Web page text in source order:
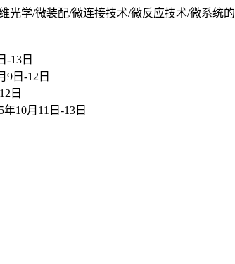
光学/微装配/微连接技术/微反应技术/微系统
-13日
9日-12日
日
10月11日-13日